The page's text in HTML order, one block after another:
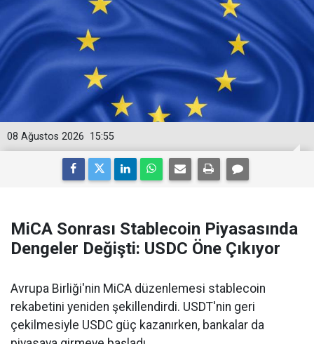
15:55
08 Ağustos 2026
MiCA Sonrası Stablecoin Piyasasında
Dengeler Değişti: USDC Öne Çıkıyor
Avrupa Birliği'nin MiCA düzenlemesi stablecoin
rekabetini yeniden şekillendirdi. USDT'nin geri
çekilmesiyle USDC güç kazanırken, bankalar da